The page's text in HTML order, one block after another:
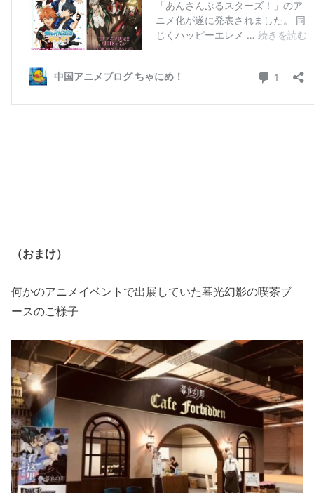
（おまけ）
何かのアニメイベントで出展していた暮光幻影の喫茶ブ
ースのご様子